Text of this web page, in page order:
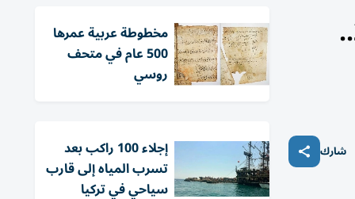
قائمة الدول التي أعلنت غرة ذي الحجة يوم الإثنين 18 مايو 2026..
شارك
مخطوطة عربية عمرها
500 عام في متحف
روسي
إجلاء 100 راكب بعد
تسرب المياه إلى قارب
سياحي في تركيا